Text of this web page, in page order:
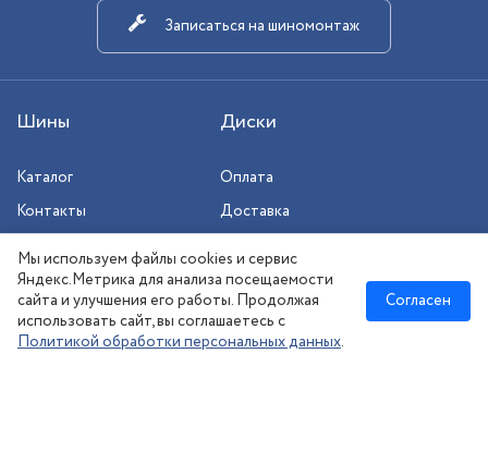
Шины Диски
Каталог
Контакты
Оплата
Доставка
Сезонное хранение
Записаться на шиномонтаж
Новосибирск:
Мы используем файлы cookies и сервис
Яндекс.Метрика для анализа посещаемости
сайта и улучшения его работы. Продолжая
использовать сайт, вы соглашаетесь с
Политикой обработки персональных данных.
Согласен